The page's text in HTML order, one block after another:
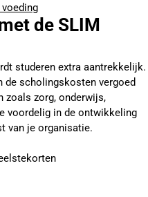
de SLIM
studeren extra aantrekkelijk.
de scholingskosten vergoed
zoals zorg, onderwijs,
voordelig in de ontwikkeling
van je organisatie.